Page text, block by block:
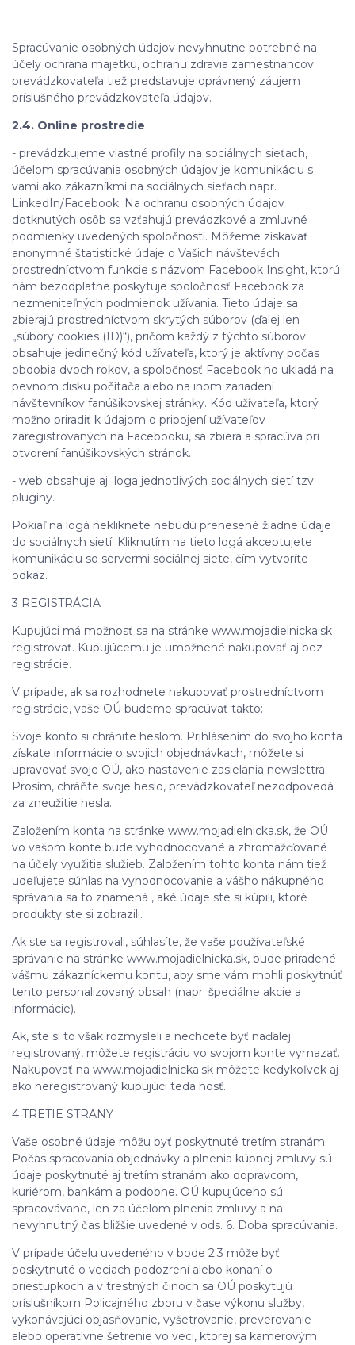
Spracúvanie osobných údajov nevyhnutne potrebné na
účely ochrana majetku, ochranu zdravia zamestnancov
prevádzkovateľa tiež predstavuje oprávnený záujem
príslušného prevádzkovateľa údajov.
2.4. Online prostredie
- prevádzkujeme vlastné profily na sociálnych sieťach,
účelom spracúvania osobných údajov je komunikáciu s
vami ako zákazníkmi na sociálnych sieťach napr.
LinkedIn/Facebook. Na ochranu osobných údajov
dotknutých osôb sa vzťahujú prevádzkové a zmluvné
podmienky uvedených spoločností. Môžeme získavať
anonymné štatistické údaje o Vašich návštevách
prostredníctvom funkcie s názvom Facebook Insight, ktorú
nám bezodplatne poskytuje spoločnosť Facebook za
nezmeniteľných podmienok užívania. Tieto údaje sa
zbierajú prostredníctvom skrytých súborov (ďalej len
„súbory cookies (ID)“), pričom každý z týchto súborov
obsahuje jedinečný kód užívateľa, ktorý je aktívny počas
obdobia dvoch rokov, a spoločnosť Facebook ho ukladá na
pevnom disku počítača alebo na inom zariadení
návštevníkov fanúšikovskej stránky. Kód užívateľa, ktorý
možno priradiť k údajom o pripojení užívateľov
zaregistrovaných na Facebooku, sa zbiera a spracúva pri
otvorení fanúšikovských stránok.
- web obsahuje aj loga jednotlivých sociálnych sietí tzv.
pluginy.
Pokiaľ na logá nekliknete nebudú prenesené žiadne údaje
do sociálnych sietí. Kliknutím na tieto logá akceptujete
komunikáciu so servermi sociálnej siete, čím vytvoríte
odkaz.
3 REGISTRÁCIA
Kupujúci má možnosť sa na stránke www.mojadielnicka.sk
registrovať. Kupujúcemu je umožnené nakupovať aj bez
registrácie.
V prípade, ak sa rozhodnete nakupovať prostredníctvom
registrácie, vaše OÚ budeme spracúvať takto:
Svoje konto si chránite heslom. Prihlásením do svojho konta
získate informácie o svojich objednávkach, môžete si
upravovať svoje OÚ, ako nastavenie zasielania newslettra.
Prosím, chráňte svoje heslo, prevádzkovateľ nezodpovedá
za zneužitie hesla.
Založením konta na stránke www.mojadielnicka.sk, že OÚ
vo vašom konte bude vyhodnocované a zhromažďované
na účely využitia služieb. Založením tohto konta nám tiež
udeľujete súhlas na vyhodnocovanie a vášho nákupného
správania sa to znamená , aké údaje ste si kúpili, ktoré
produkty ste si zobrazili.
Ak ste sa registrovali, súhlasíte, že vaše používateľské
správanie na stránke www.mojadielnicka.sk, bude priradené
vášmu zákazníckemu kontu, aby sme vám mohli poskytnúť
tento personalizovaný obsah (napr. špeciálne akcie a
informácie).
Ak, ste si to však rozmysleli a nechcete byť naďalej
registrovaný, môžete registráciu vo svojom konte vymazať.
Nakupovať na www.mojadielnicka.sk môžete kedykoľvek aj
ako neregistrovaný kupujúci teda hosť.
4 TRETIE STRANY
Vaše osobné údaje môžu byť poskytnuté tretím stranám.
Počas spracovania objednávky a plnenia kúpnej zmluvy sú
údaje poskytnuté aj tretím stranám ako dopravcom,
kuriérom, bankám a podobne. OÚ kupujúceho sú
spracovávane, len za účelom plnenia zmluvy a na
nevyhnutný čas bližšie uvedené v ods. 6. Doba spracúvania.
V prípade účelu uvedeného v bode 2.3 môže byť
poskytnuté o veciach podozrení alebo konaní o
priestupkoch a v trestných činoch sa OÚ poskytujú
príslušníkom Policajného zboru v čase výkonu služby,
vykonávajúci objasňovanie, vyšetrovanie, preverovanie
alebo operatívne šetrenie vo veci, ktorej sa kamerovým